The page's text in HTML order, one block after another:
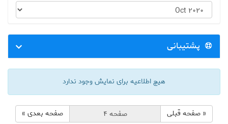
پشتیبانی
هیچ اطلاعیه برای نمایش وجود ندارد
« صفحه قبلی صفحه بعدی »